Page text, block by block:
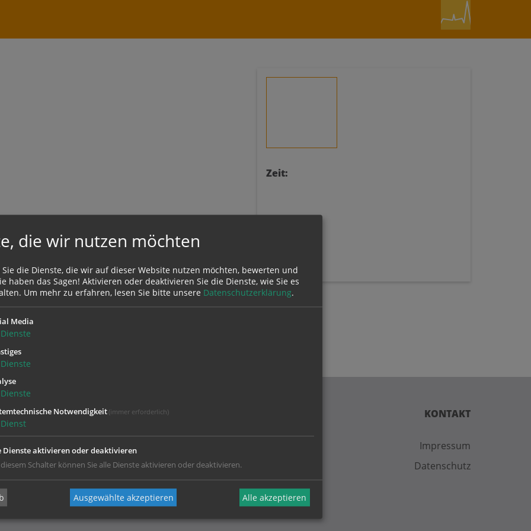
Zeit:
KONTAKT
Impressum
Datenschutz
Telefon:07752/ 82 7 42
die wir nutzen möchten
Sie die Dienste, die wir auf dieser Website nutzen möchten, bewerten und
haben das Sagen! Aktivieren oder deaktivieren Sie die Dienste, wie Sie es
Um mehr zu erfahren, lesen Sie bitte unsere Datenschutzerklärung.
Media
Dienste
Dienste
Dienste
Notwendigkeit (immer erforderlich)
Dienst
Dienste aktivieren oder deaktivieren
Schalter können Sie alle Dienste aktivieren oder deaktivieren.
Ausgewählte akzeptieren Alle akzeptieren